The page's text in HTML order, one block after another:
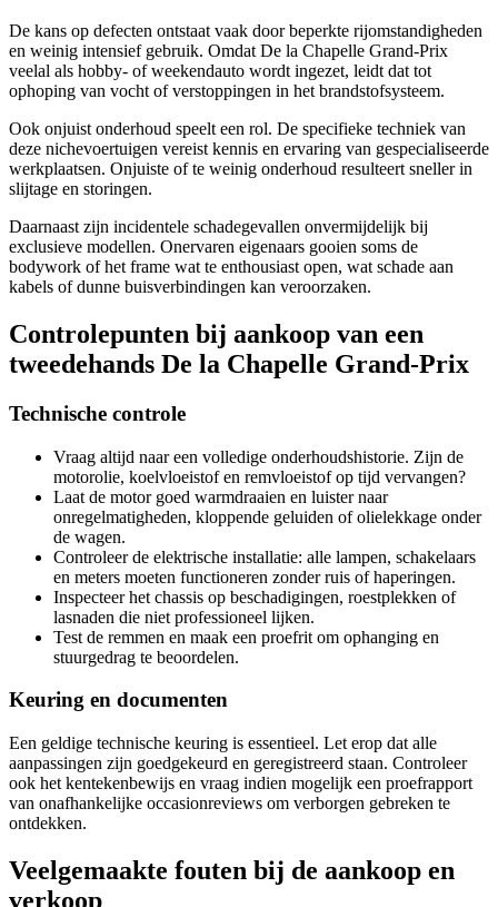
De kans op defecten ontstaat vaak door beperkte rijomstandigheden
en weinig intensief gebruik. Omdat De la Chapelle Grand-Prix
veelal als hobby- of weekendauto wordt ingezet, leidt dat tot
ophoping van vocht of verstoppingen in het brandstofsysteem.
Ook onjuist onderhoud speelt een rol. De specifieke techniek van
deze nichevoertuigen vereist kennis en ervaring van gespecialiseerde
werkplaatsen. Onjuiste of te weinig onderhoud resulteert sneller in
slijtage en storingen.
Daarnaast zijn incidentele schadegevallen onvermijdelijk bij
exclusieve modellen. Onervaren eigenaars gooien soms de
bodywork of het frame wat te enthousiast open, wat schade aan
kabels of dunne buisverbindingen kan veroorzaken.
Controlepunten bij aankoop van een
tweedehands De la Chapelle Grand-Prix
Technische controle
Vraag altijd naar een volledige onderhoudshistorie. Zijn de
motorolie, koelvloeistof en remvloeistof op tijd vervangen?
Laat de motor goed warmdraaien en luister naar
onregelmatigheden, kloppende geluiden of olielekkage onder
de wagen.
Controleer de elektrische installatie: alle lampen, schakelaars
en meters moeten functioneren zonder ruis of haperingen.
Inspecteer het chassis op beschadigingen, roestplekken of
lasnaden die niet professioneel lijken.
Test de remmen en maak een proefrit om ophanging en
stuurgedrag te beoordelen.
Keuring en documenten
Een geldige technische keuring is essentieel. Let erop dat alle
aanpassingen zijn goedgekeurd en geregistreerd staan. Controleer
ook het kentekenbewijs en vraag indien mogelijk een proefrapport
van onafhankelijke occasionreviews om verborgen gebreken te
ontdekken.
Veelgemaakte fouten bij de aankoop en
verkoop